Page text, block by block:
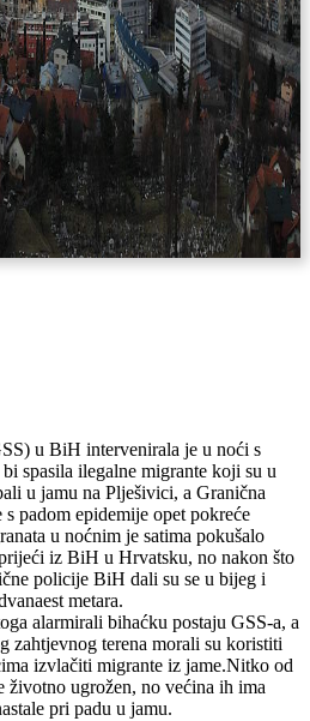
u BiH intervenirala je u noći s
spasila ilegalne migrante koji su u
u jamu na Plješivici, a Granična
padom epidemije opet pokreće
u noćnim je satima pokušalo
iz BiH u Hrvatsku, no nakon što
policije BiH dali su se u bijeg i
metara.
alarmirali bihaćku postaju GSS-a, a
zahtjevnog terena morali su koristiti
izvlačiti migrante iz jame.Nitko od
životno ugrožen, no većina ih ima
pri padu u jamu.